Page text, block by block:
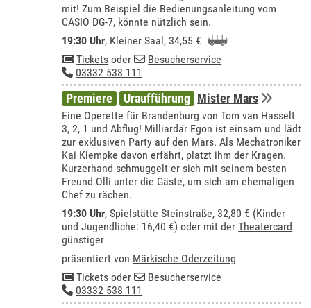
mit! Zum Beispiel die Bedienungsanleitung vom
CASIO DG-7, könnte nützlich sein.
19:30 Uhr, Kleiner Saal, 34,55 €
Tickets oder
Besucherservice
03332 538 111
Premiere Uraufführung Mister Mars
Eine Operette für Brandenburg von Tom van Hasselt
3, 2, 1 und Abflug! Milliardär Egon ist einsam und lädt
zur exklusiven Party auf den Mars. Als Mechatroniker
Kai Klempke davon erfährt, platzt ihm der Kragen.
Kurzerhand schmuggelt er sich mit seinem besten
Freund Olli unter die Gäste, um sich am ehemaligen
Chef zu rächen.
19:30 Uhr, Spielstätte Steinstraße, 32,80 € (Kinder
und Jugendliche: 16,40 €) oder mit derTheatercard
günstiger
präsentiert von Märkische Oderzeitung
Tickets oder
Besucherservice
03332 538 111